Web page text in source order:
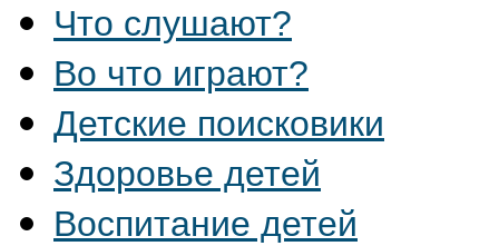
Что слушают?
Во что играют?
Детские поисковики
Здоровье детей
Воспитание детей